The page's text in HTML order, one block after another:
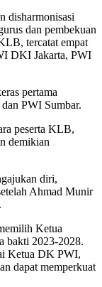
disharmonisasi
dan pembekuan
tercatat empat
DKI Jakarta, PWI
pertama
PWI Sumbar.
peserta KLB,
demikian
diri,
Ahmad Munir
Ketua
bakti 2023-2028.
Ketua DK PWI,
dapat memperkuat